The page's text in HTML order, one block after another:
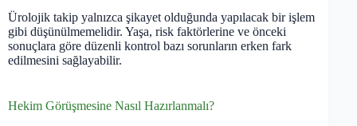
Ürolojik takip yalnızca şikayet olduğunda yapılacak bir işlem
gibi düşünülmemelidir. Yaşa, risk faktörlerine ve önceki
sonuçlara göre düzenli kontrol bazı sorunların erken fark
edilmesini sağlayabilir.
Hekim Görüşmesine Nasıl Hazırlanmalı?